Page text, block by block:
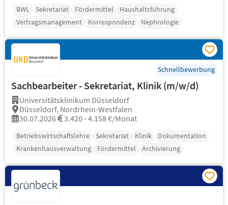
BWL Sekretariat Fördermittel
Haushaltsführung
Vertragsmanagement
Korrespondenz Nephrologie
Schnellbewerbung
Sachbearbeiter - Sekretariat, Klinik (m/w/d)
Universitätsklinikum Düsseldorf
Düsseldorf, Nordrhein-Westfalen
30.07.2026
3.420 - 4.158 €/Monat
Betriebswirtschaftslehre Sekretariat Klinik
Dokumentation
Krankenhausverwaltung
Fördermittel Archivierung